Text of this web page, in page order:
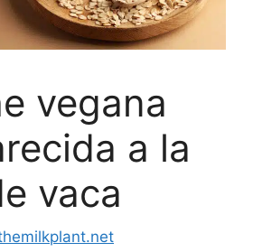
vegana
a la
vaca